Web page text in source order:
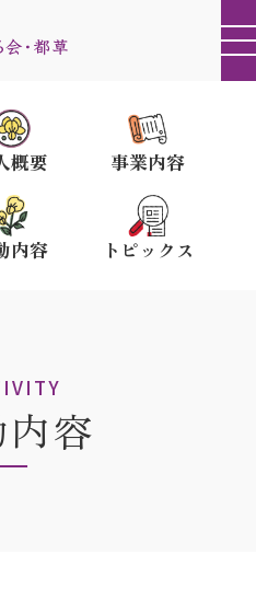
概要 事業内容
内容 トピックス
容